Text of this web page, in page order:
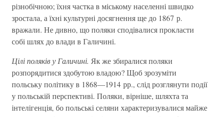
різнобічною; їхня частка в міському населенні швидко
зростала, а їхні культурні досягнення ще до 1867 р.
вражали. Не дивно, що поляки сподівалися прокласти
собі шлях до влади в Галичині.
Цілі поляків у Галичині. Як же збиралися поляки
розпорядитися здобутою владою? Щоб зрозуміти
польську політику в 1868—1914 рр., слід розглянути події
у польській перспективі. Поляки, вірніше, шляхта та
інтелігенція, бо польські селяни характеризувалися майже